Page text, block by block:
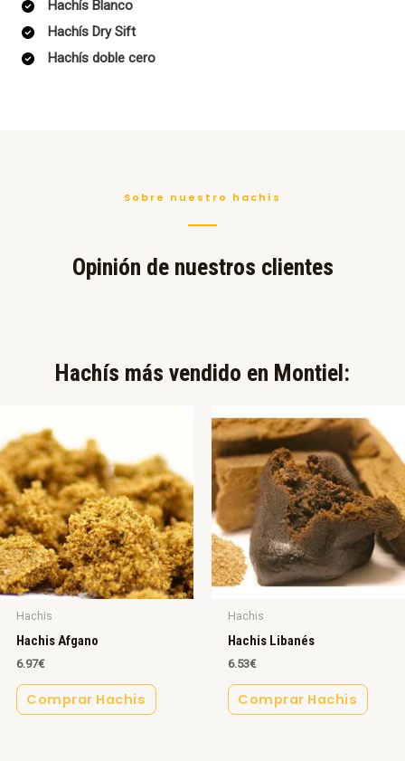
Hachís Blanco
Hachís Dry Sift
Hachís doble cero
Sobre nuestro hachís
Opinión de nuestros clientes
Hachís más vendido en Montiel:​
Hachis
Hachis Afgano
6.97€
Comprar Hachis
Hachis
Hachis Libanés
6.53€
Comprar Hachis